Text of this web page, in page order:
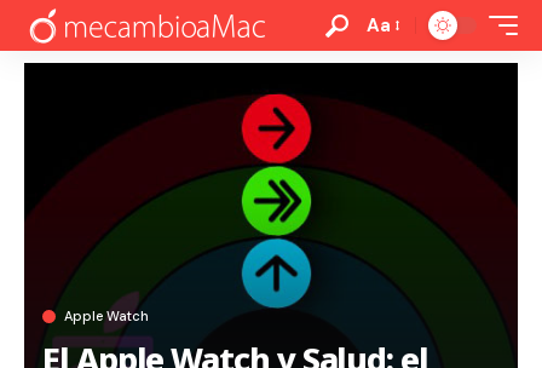
Aa
Apple Watch
El Apple Watch y Salud: el